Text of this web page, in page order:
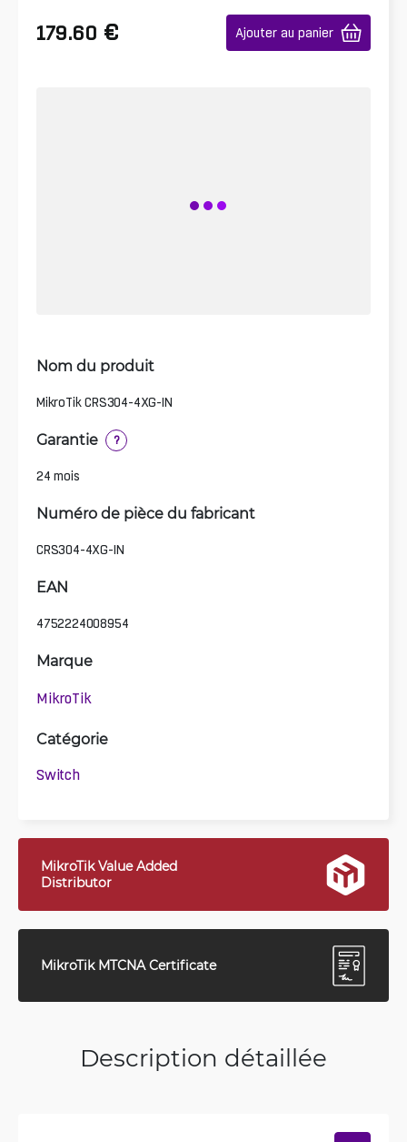
179.60 € Ajouter au panier
Nom du produit
MikroTik CRS304-4XG-IN
Garantie ?
24 mois
Numéro de pièce du fabricant
CRS304-4XG-IN
EAN
4752224008954
Marque
MikroTik
Catégorie
Switch
MikroTik Value Added
Distributor
MikroTik MTCNA Certificate
Description détaillée